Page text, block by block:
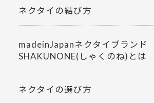
ネクタイの結び方
madeinJapanネクタイブランド
SHAKUNONE(しゃくのね)とは
ネクタイの選び方